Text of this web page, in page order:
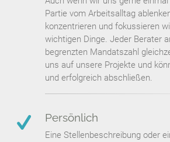
Partie vom Arbeitsalltag
konzentrieren und fokussieren
wichtigen Dinge. Jeder Berater
begrenzten Mandatszahl
uns auf unsere Projekte und
und erfolgreich abschließen.
Persönlich
Eine Stellenbeschreibung oder